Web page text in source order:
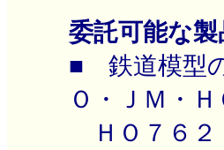
委託可能な製
■ 鉄道模型
Ｏ・ＪＭ・Ｈ
ＨＯ７６２